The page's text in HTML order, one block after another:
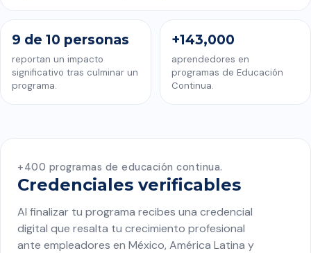
9 de 10 personas
reportan un impacto
significativo tras culminar un
programa.
+143,000
aprendedores en
programas de Educación
Continua.
+400 programas de educación continua.
Credenciales verificables
Al finalizar tu programa recibes una credencial
digital que resalta tu crecimiento profesional
ante empleadores en México, América Latina y